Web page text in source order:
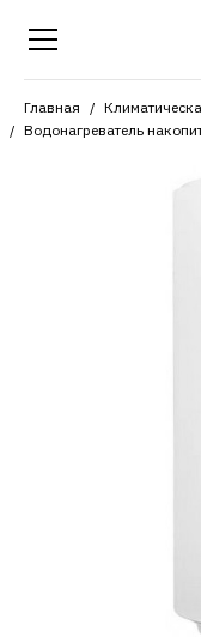
Главная
Водонагреватель